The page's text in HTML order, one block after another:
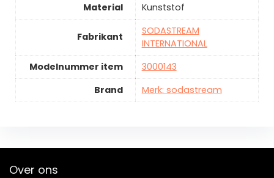
Material
Kunststof
Fabrikant
SODASTREAM
INTERNATIONAL
Modelnummer item
3000143
Brand
Merk: sodastream
Over ons